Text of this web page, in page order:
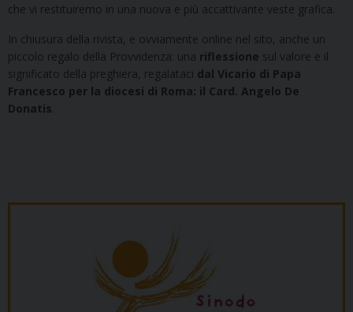
che vi restituiremo in una nuova e più accattivante veste grafica.
In chiusura della rivista, e ovviamente online nel sito, anche un
piccolo regalo della Provvidenza: una riflessione sul valore e il
significato della preghiera, regalataci dal Vicario di Papa
Francesco per la diocesi di Roma: il Card. Angelo De
Donatis